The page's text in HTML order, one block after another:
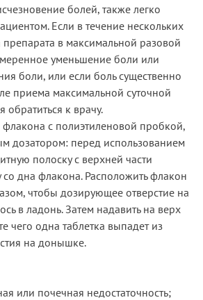
болей, также легко
Если в течение нескольких
в максимальной разовой
уменьшение боли или
боли, или если боль существенно
приема максимальной суточной
обратиться к врачу.
с полиэтиленовой пробкой,
дозатором: перед использованием
полоску с верхней части
дна флакона. Расположить флакон
чтобы дозирующее отверстие на
в ладонь. Затем надавить на верх
чего одна таблетка выпадет из
на донышке.
или почечная недостаточность;